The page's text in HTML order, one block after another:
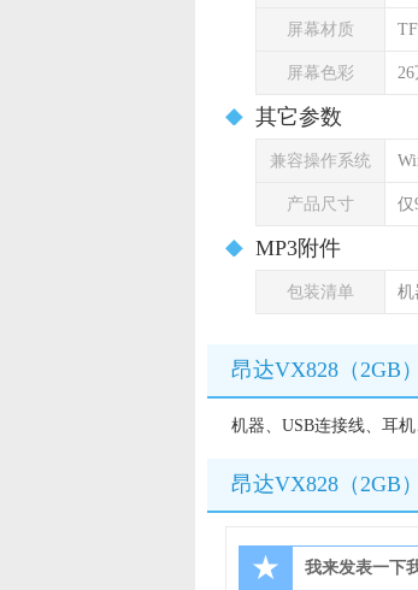
屏幕材质
屏幕色彩
其它参数
兼容操作系统
产品尺寸 仅
MP3附件
包装清单 机
昂达VX828（2GB
机器、USB连接线、耳
昂达VX828（2GB
★ 我来发表一下